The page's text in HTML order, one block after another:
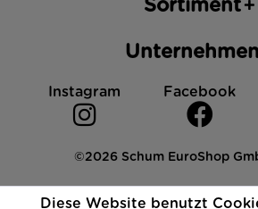
Sortiment
Unternehmen
Instagram Facebook
©2026 Schum EuroShop
Impressum Datenschutz
Diese Website benutzt